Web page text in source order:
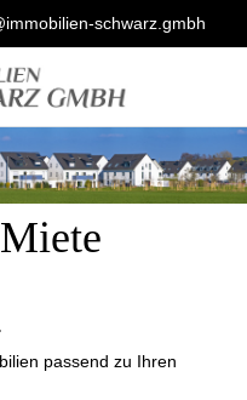
schwarz.gmbh
passend zu Ihren